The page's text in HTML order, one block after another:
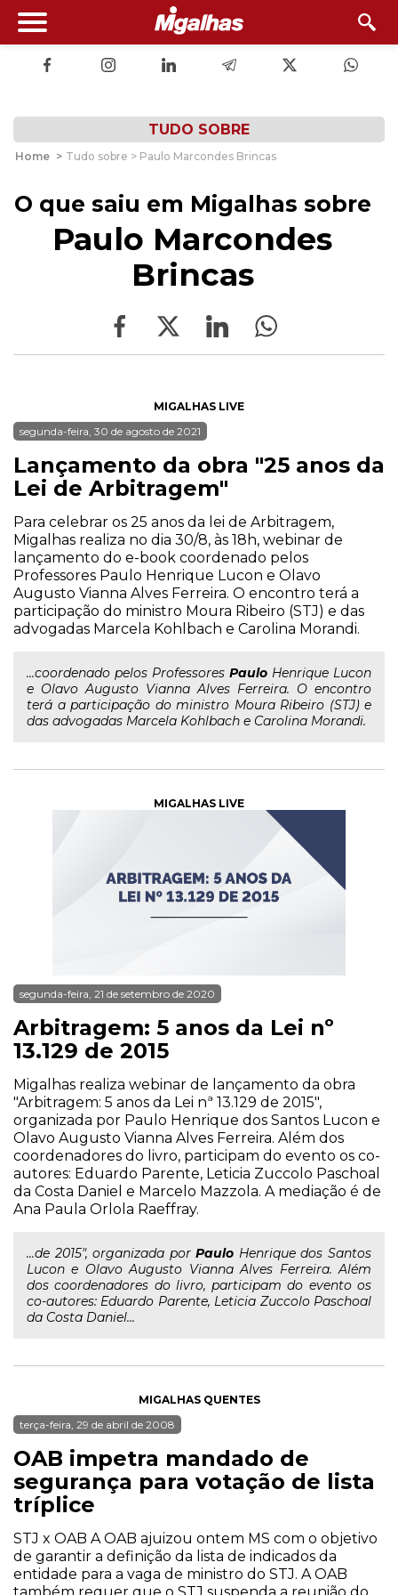
TUDO SOBRE
Home > Tudo sobre > Paulo Marcondes Brincas
O que saiu em Migalhas sobre
Paulo Marcondes
Brincas
MIGALHAS LIVE
segunda-feira, 30 de agosto de 2021
Lançamento da obra "25 anos da
Lei de Arbitragem"
Para celebrar os 25 anos da lei de Arbitragem,
Migalhas realiza no dia 30/8, às 18h, webinar de
lançamento do e-book coordenado pelos
Professores Paulo Henrique Lucon e Olavo
Augusto Vianna Alves Ferreira. O encontro terá a
participação do ministro Moura Ribeiro (STJ) e das
advogadas Marcela Kohlbach e Carolina Morandi.
...coordenado pelos Professores Paulo Henrique Lucon
e Olavo Augusto Vianna Alves Ferreira. O encontro
terá a participação do ministro Moura Ribeiro (STJ) e
das advogadas Marcela Kohlbach e Carolina Morandi.
MIGALHAS LIVE
segunda-feira, 21 de setembro de 2020
Arbitragem: 5 anos da Lei nº
13.129 de 2015
Migalhas realiza webinar de lançamento da obra
"Arbitragem: 5 anos da Lei nª 13.129 de 2015",
organizada por Paulo Henrique dos Santos Lucon e
Olavo Augusto Vianna Alves Ferreira. Além dos
coordenadores do livro, participam do evento os co-
autores: Eduardo Parente, Leticia Zuccolo Paschoal
da Costa Daniel e Marcelo Mazzola. A mediação é de
Ana Paula Orlola Raeffray.
...de 2015", organizada porPaulo Henrique dos Santos
Lucon e Olavo Augusto Vianna Alves Ferreira. Além
dos coordenadores do livro, participam do evento os
co-autores: Eduardo Parente, Leticia Zuccolo Paschoal
da Costa Daniel...
MIGALHAS QUENTES
terça-feira, 29 de abril de 2008
OAB impetra mandado de
segurança para votação de lista
tríplice
STJ x OAB A OAB ajuizou ontem MS com o objetivo
de garantir a definição da lista de indicados da
entidade para a vaga de ministro do STJ. A OAB